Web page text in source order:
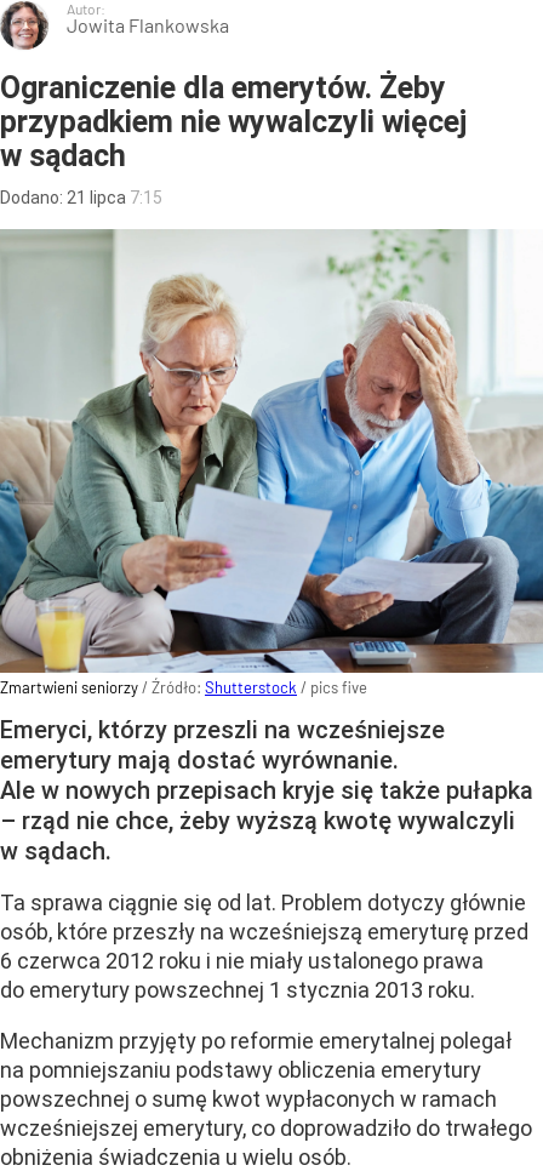
Autor:
Jowita Flankowska
Ograniczenie dla emerytów. Żeby
przypadkiem nie wywalczyli więcej
w sądach
Dodano: 21 lipca 7:15
Zmartwieni seniorzy/ Źródło: Shutterstock / pics five
Emeryci, którzy przeszli na wcześniejsze
emerytury mają dostać wyrównanie.
Ale w nowych przepisach kryje się także pułapka
– rząd nie chce, żeby wyższą kwotę wywalczyli
w sądach.
Ta sprawa ciągnie się od lat. Problem dotyczy głównie
osób, które przeszły na wcześniejszą emeryturę przed
6 czerwca 2012 roku i nie miały ustalonego prawa
do emerytury powszechnej 1 stycznia 2013 roku.
Mechanizm przyjęty po reformie emerytalnej polegał
na pomniejszaniu podstawy obliczenia emerytury
powszechnej o sumę kwot wypłaconych w ramach
wcześniejszej emerytury, co doprowadziło do trwałego
obniżenia świadczenia u wielu osób.